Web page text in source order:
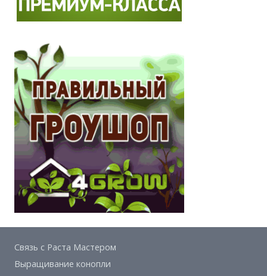
Связь с Раста Мастером
Выращивание конопли